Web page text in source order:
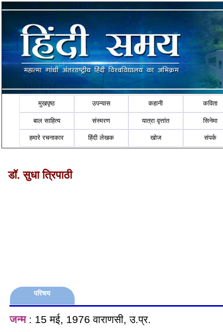
मुखपृष्ठ उपन्यास कहानी कविता
बाल साहित्य संस्मरण यात्रा वृत्तांत सिनेमा
हमारे रचनाकार हिंदी लेखक खोज संपर्क
डॉ. सुधा त्रिपाठी
परिचय
जन्म: 15 मई, 1976 वाराणसी, उ.प्र.